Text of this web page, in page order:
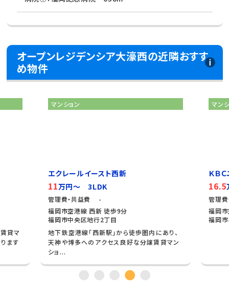
オープンレジデンシア大濠西の近隣おすす
め物件
貸マ
ます
マンション
エクレールイースト西新
11万円～ 3LDK
管理費・共益費 -
福岡市空港線 西新 徒歩9分
福岡市中央区地行2丁目
地下鉄空港線「西新駅」から徒歩圏内にあり、
天神や博多へのアクセス良好な分譲賃貸マン
ショ...
マン
ＫＢ
16.5
管理
福岡
福岡